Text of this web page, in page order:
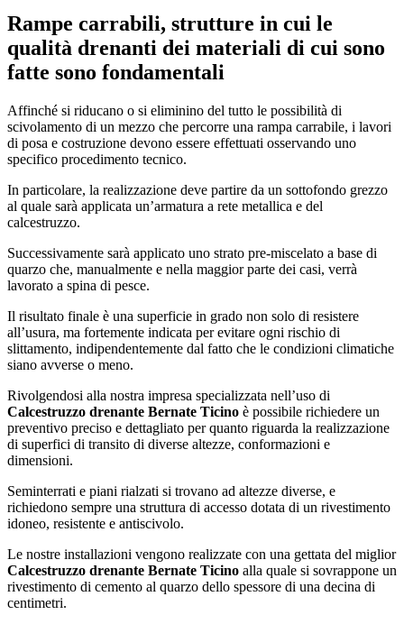
Rampe carrabili, strutture in cui le
qualità drenanti dei materiali di cui sono
fatte sono fondamentali
Affinché si riducano o si eliminino del tutto le possibilità di
scivolamento di un mezzo che percorre una rampa carrabile, i lavori
di posa e costruzione devono essere effettuati osservando uno
specifico procedimento tecnico.
In particolare, la realizzazione deve partire da un sottofondo grezzo
al quale sarà applicata un’armatura a rete metallica e del
calcestruzzo.
Successivamente sarà applicato uno strato pre-miscelato a base di
quarzo che, manualmente e nella maggior parte dei casi, verrà
lavorato a spina di pesce.
Il risultato finale è una superficie in grado non solo di resistere
all’usura, ma fortemente indicata per evitare ogni rischio di
slittamento, indipendentemente dal fatto che le condizioni climatiche
siano avverse o meno.
Rivolgendosi alla nostra impresa specializzata nell’uso di
Calcestruzzo drenante Bernate Ticino è possibile richiedere un
preventivo preciso e dettagliato per quanto riguarda la realizzazione
di superfici di transito di diverse altezze, conformazioni e
dimensioni.
Seminterrati e piani rialzati si trovano ad altezze diverse, e
richiedono sempre una struttura di accesso dotata di un rivestimento
idoneo, resistente e antiscivolo.
Le nostre installazioni vengono realizzate con una gettata del miglior
Calcestruzzo drenante Bernate Ticino alla quale si sovrappone un
rivestimento di cemento al quarzo dello spessore di una decina di
centimetri.